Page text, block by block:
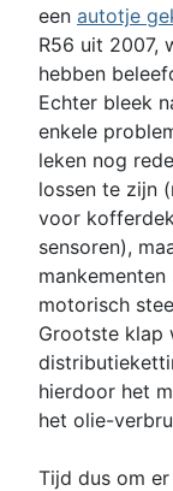
een autotje
R56 uit 2007,
hebben
Echter bleek
enkele
leken nog
lossen te zijn
voor
sensoren),
motorisch
Grootste klap
hierdoor het
het olie-
Tijd dus om